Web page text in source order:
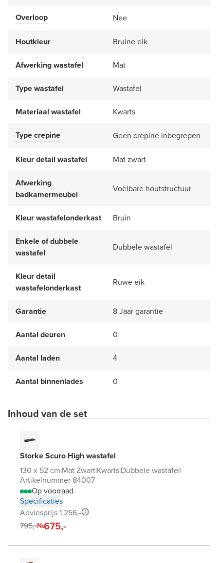
Overloop Nee
Houtkleur Bruine eik
Afwerking wastafel Mat
Type wastafel Wastafel
Materiaal wastafel Kwarts
Type crepine Geen crepine inbegrepen
Kleur detail wastafel Mat zwart
Afwerking
badkamermeubel
Voelbare houtstructuur
Kleur wastafelonderkast Bruin
Enkele of dubbele
wastafel
Dubbele wastafel
Kleur detail
wastafelonderkast
Ruwe eik
Garantie 8 Jaar garantie
Aantal deuren 0
Aantal laden 4
Aantal binnenlades 0
Inhoud van de set
Storke Scuro High wastafel
130 x 52 cm|Mat Zwart|Kwarts|Dubbele wastafel|
Artikelnummer 84007
Op voorraad
Specificaties
Adviesprijs 1.256,-
795,-Nu675,-